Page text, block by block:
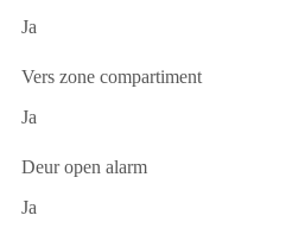
Ja
Vers zone compartiment
Ja
Deur open alarm
Ja